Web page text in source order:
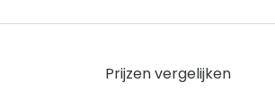
Prijzen vergelijken